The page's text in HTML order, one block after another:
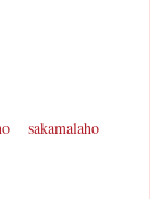
sakamalaho